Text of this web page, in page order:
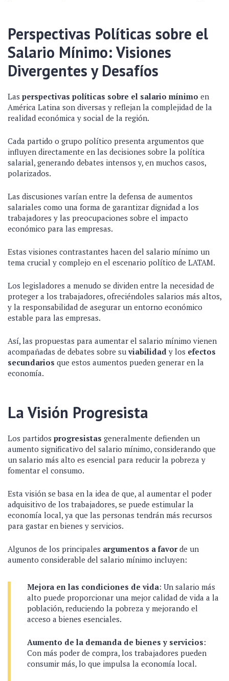
Perspectivas Políticas sobre el
Salario Mínimo: Visiones
Divergentes y Desafíos
Las perspectivas políticas sobre el salario mínimo en
América Latina son diversas y reflejan la complejidad de la
realidad económica y social de la región.
Cada partido o grupo político presenta argumentos que
influyen directamente en las decisiones sobre la política
salarial, generando debates intensos y, en muchos casos,
polarizados.
Las discusiones varían entre la defensa de aumentos
salariales como una forma de garantizar dignidad a los
trabajadores y las preocupaciones sobre el impacto
económico para las empresas.
Estas visiones contrastantes hacen del salario mínimo un
tema crucial y complejo en el escenario político de LATAM.
Los legisladores a menudo se dividen entre la necesidad de
proteger a los trabajadores, ofreciéndoles salarios más altos,
y la responsabilidad de asegurar un entorno económico
estable para las empresas.
Así, las propuestas para aumentar el salario mínimo vienen
acompañadas de debates sobre su viabilidad y los efectos
secundarios que estos aumentos pueden generar en la
economía.
La Visión Progresista
Los partidos progresistas generalmente defienden un
aumento significativo del salario mínimo, considerando que
un salario más alto es esencial para reducir la pobreza y
fomentar el consumo.
Esta visión se basa en la idea de que, al aumentar el poder
adquisitivo de los trabajadores, se puede estimular la
economía local, ya que las personas tendrán más recursos
para gastar en bienes y servicios.
Algunos de los principales argumentos a favorde un
aumento considerable del salario mínimo incluyen:
Mejora en las condiciones de vida: Un salario más
alto puede proporcionar una mejor calidad de vida a la
población, reduciendo la pobreza y mejorando el
acceso a bienes esenciales.
Aumento de la demanda de bienes y servicios:
Con más poder de compra, los trabajadores pueden
consumir más, lo que impulsa la economía local.